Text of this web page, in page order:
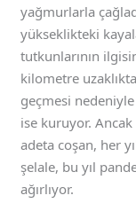
yağmurlarla
yükseklikteki
tutkunlarının
kilometre
geçmesi
ise kuruyor.
adeta coşan, her
şelale, bu yıl
ağırlıyor.